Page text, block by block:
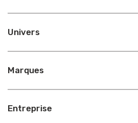
Univers
Marques
Entreprise